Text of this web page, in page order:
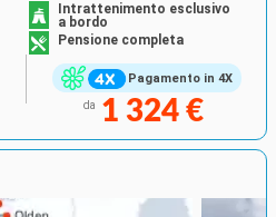
Pagamento in 4X
Intrattenimento esclusivo
a bordo
Pensione completa
da 1 324 €